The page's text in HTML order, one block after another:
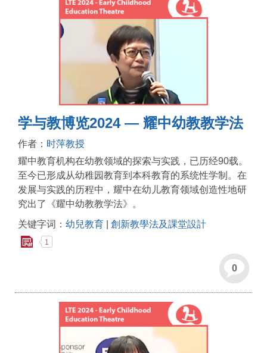
学与教博览2024 — 耀中幼教教学法
作者： 时萍教授
耀中教育机构在幼教领域的探索与实践，已历经90载。
至今已形成从幼稚园教育到本科教育的系统性学制。在
发展与实践的历程中，耀中在幼儿教育领域创造性地研
究出了《耀中幼教教学法》。
关键字词： 幼兒教育 創新教學法及課堂設計
1
0